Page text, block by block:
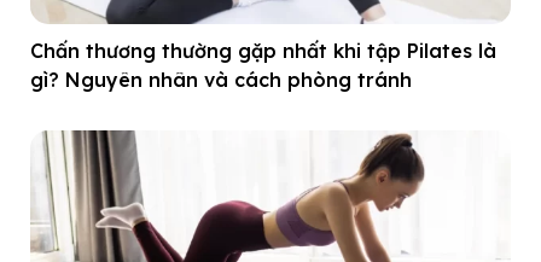
Chấn thương thường gặp nhất khi tập Pilates là
gì? Nguyên nhân và cách phòng tránh